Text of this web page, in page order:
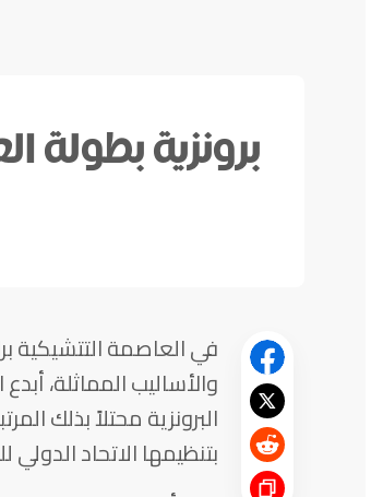
برونزية بطولة
في العاصمة التتشيكية
والأساليب المماثلة،
البرونزية محتلاً بذلك
بتنظيمها الاتحاد